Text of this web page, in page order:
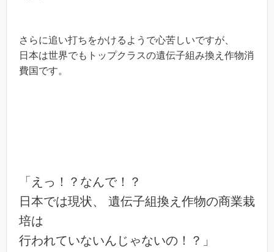
さらに追い打ちをかけるようで心苦しいですが、
日本は世界でもトップクラスの遺伝子組み換え作物消
費国です。
「えっ！？なんで！？
日本では現状、 遺伝子組換え作物の商業栽
培は
行われていないんじゃないの！？」